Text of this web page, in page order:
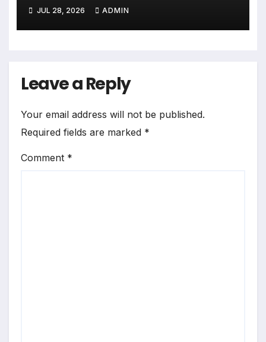
JUL 28, 2026 ADMIN
Leave a Reply
Your email address will not be published.
Required fields are marked *
Comment *